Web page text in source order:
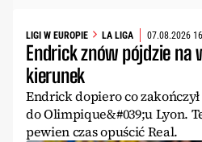
LIGI W EUROPIE LA LIGA 07.08.2026
Endrick znów pójdzie na
kierunek
Endrick dopiero co
do Olimpique&#039;u Lyon.
pewien czas opuścić Real.